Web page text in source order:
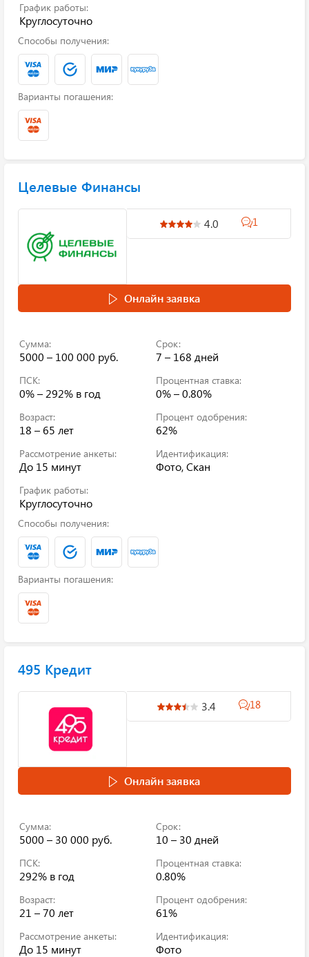
График работы:
Круглосуточно
Способы получения:
Варианты погашения:
Целевые Финансы
4.0 1
Онлайн заявка
Сумма:
5000 – 100 000 руб.
Срок:
7 – 168 дней
ПСК:
0% – 292% в год
Процентная ставка:
0% – 0.80%
Возраст:
18 – 65 лет
Процент одобрения:
62%
Рассмотрение анкеты:
До 15 минут
Идентификация:
Фото, Скан
График работы:
Круглосуточно
Способы получения:
Варианты погашения:
495 Кредит
3.4 18
Онлайн заявка
Сумма:
5000 – 30 000 руб.
Срок:
10 – 30 дней
ПСК:
292% в год
Процентная ставка:
0.80%
Возраст:
21 – 70 лет
Процент одобрения:
61%
Рассмотрение анкеты:
До 15 минут
Идентификация:
Фото